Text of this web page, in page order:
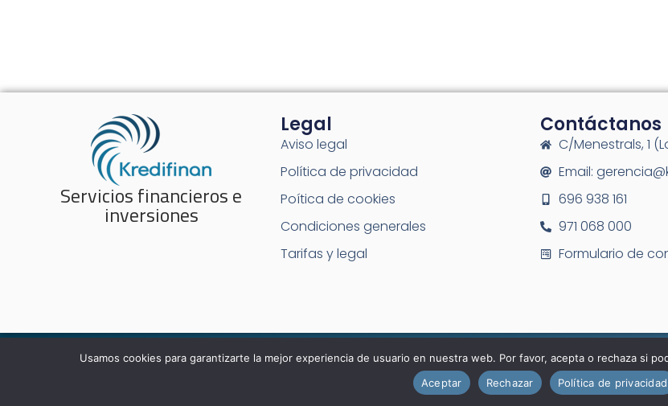
Servicios financieros e
inversiones
Legal
Aviso legal
Política de privacidad
Poítica de cookies
Condiciones generales
Tarifas y legal
Contáctanos
C/Menestrals, 1
Email:
696 938 161
971 068 000
Formulario de
© Kredifinan 2025.
Designed & Powered byPI Marketing
Usamos cookies para garantizarte la mejor experiencia de usuario en nuestra web. Por favor, acepta o rechaza si
Aceptar
Rechazar Política de privacidad